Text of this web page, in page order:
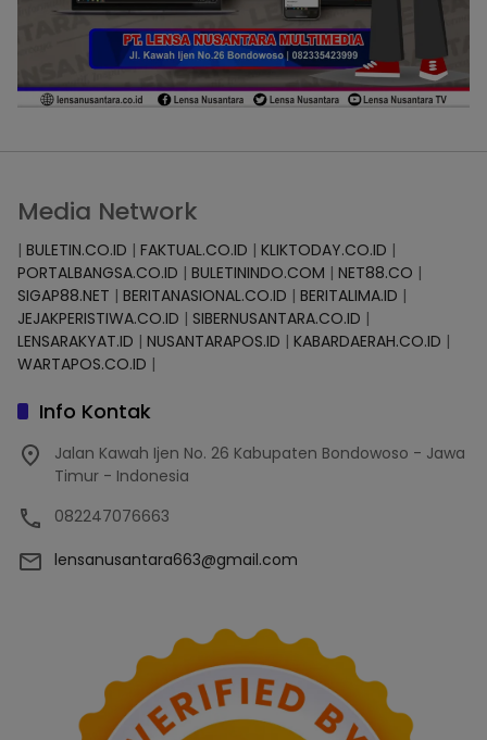
Media Network
| BULETIN.CO.ID | FAKTUAL.CO.ID | KLIKTODAY.CO.ID |
PORTALBANGSA.CO.ID | BULETININDO.COM | NET88.CO |
SIGAP88.NET | BERITANASIONAL.CO.ID | BERITALIMA.ID |
JEJAKPERISTIWA.CO.ID | SIBERNUSANTARA.CO.ID |
LENSARAKYAT.ID | NUSANTARAPOS.ID | KABARDAERAH.CO.ID |
WARTAPOS.CO.ID |
Info Kontak
Jalan Kawah Ijen No. 26 Kabupaten Bondowoso - Jawa
Timur - Indonesia
082247076663
lensanusantara663@gmail.com